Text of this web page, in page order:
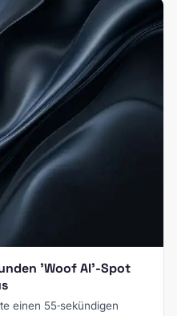
'Woof AI'-Spot
einen 55‑sekündigen